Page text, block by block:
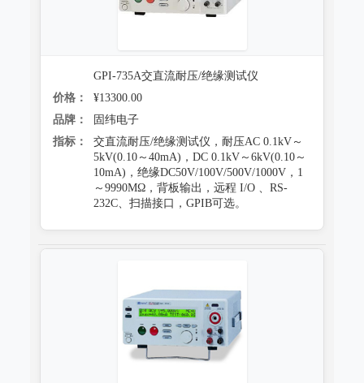
GPI-735A交直流耐压/绝缘测试仪
价格：
¥13300.00
品牌：
固纬电子
指标：
交直流耐压/绝缘测试仪，耐压AC 0.1kV～
5kV(0.10～40mA)，DC 0.1kV～6kV(0.10～
10mA)，绝缘DC50V/100V/500V/1000V，1
～9990MΩ，背板输出，远程 I/O 、RS-
232C、扫描接口，GPIB可选。